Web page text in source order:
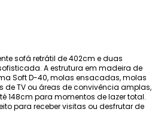
sofá retrátil de 402cm e duas
A estrutura em madeira de
Soft D-40, molas ensacadas, molas
TV ou áreas de convivência amplas,
148cm para momentos de lazer total.
para receber visitas ou desfrutar de